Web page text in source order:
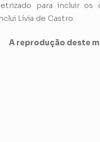
para incluir
Lívia de Castro.
A reprodução deste